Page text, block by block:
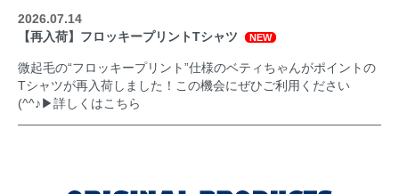
2026.07.14
【再入荷】フロッキープリントTシャツ
NEW
微起毛の“フロッキープリント”仕様のベティちゃんがポイントの
Tシャツが再入荷しました！この機会にぜひご利用ください
(^^♪▶詳しくはこちら